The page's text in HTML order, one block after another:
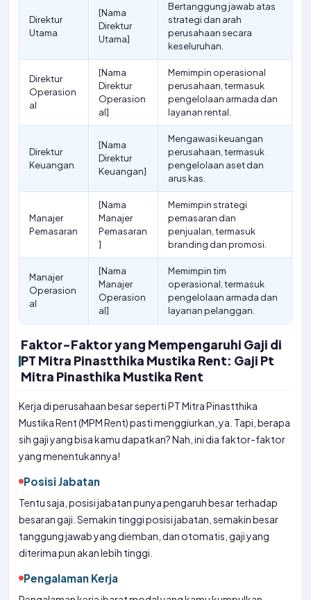
Direktur
Utama
[Nama
Direktur
Utama]
Bertanggung jawab atas
strategi dan arah
perusahaan secara
keseluruhan.
Direktur
Operasion
al
[Nama
Direktur
Operasion
al]
Memimpin operasional
perusahaan, termasuk
pengelolaan armada dan
layanan rental.
Direktur
Keuangan
[Nama
Direktur
Keuangan]
Mengawasi keuangan
perusahaan, termasuk
pengelolaan aset dan
arus kas.
Manajer
Pemasaran
[Nama
Manajer
Pemasaran
]
Memimpin strategi
pemasaran dan
penjualan, termasuk
branding dan promosi.
Manajer
Operasion
al
[Nama
Manajer
Operasion
al]
Memimpin tim
operasional, termasuk
pengelolaan armada dan
layanan pelanggan.
Faktor-Faktor yang Mempengaruhi Gaji di
PT Mitra Pinastthika Mustika Rent: Gaji Pt
Mitra Pinasthika Mustika Rent
Kerja di perusahaan besar seperti PT Mitra Pinastthika
Mustika Rent (MPM Rent) pasti menggiurkan, ya. Tapi, berapa
sih gaji yang bisa kamu dapatkan? Nah, ini dia faktor-faktor
yang menentukannya!
Posisi Jabatan
Tentu saja, posisi jabatan punya pengaruh besar terhadap
besaran gaji. Semakin tinggi posisi jabatan, semakin besar
tanggung jawab yang diemban, dan otomatis, gaji yang
diterima pun akan lebih tinggi.
Pengalaman Kerja